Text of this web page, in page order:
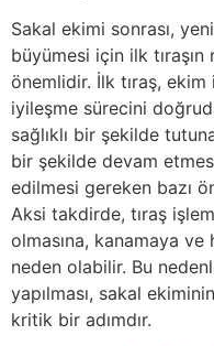
Sakal ekimi sonrası,
büyümesi için ilk tıraşın
önemlidir. İlk tıraş, ekim
iyileşme sürecini
sağlıklı bir şekilde
bir şekilde devam
edilmesi gereken bazı
Aksi takdirde, tıraş
olmasına, kanamaya ve
neden olabilir. Bu
yapılması, sakal
kritik bir adımdır.